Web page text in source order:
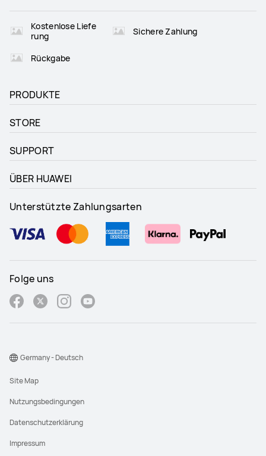
Kostenlose Liefe
rung
Sichere Zahlung
Rückgabe
PRODUKTE
STORE
SUPPORT
ÜBER HUAWEI
Unterstützte Zahlungsarten
Folge uns
Site Map
Nutzungsbedingungen
Datenschutzerklärung
Impressum
Germany - Deutsch